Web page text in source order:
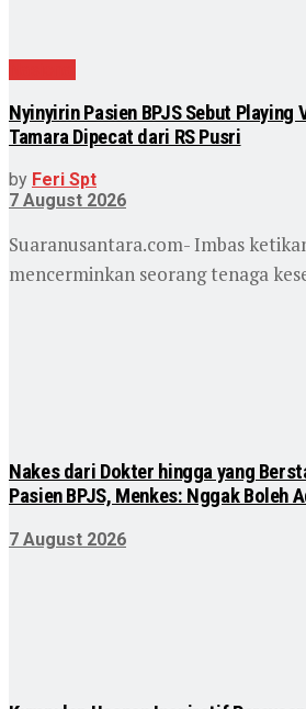
Nyinyirin Pasien BPJS Sebut
Tamara Dipecat dari RS Pusri
by Feri Spt
7 August 2026
Suaranusantara.com- Imbas
mencerminkan seorang tenaga
Nakes dari Dokter hingga yang
Pasien BPJS, Menkes: Nggak Boleh
7 August 2026